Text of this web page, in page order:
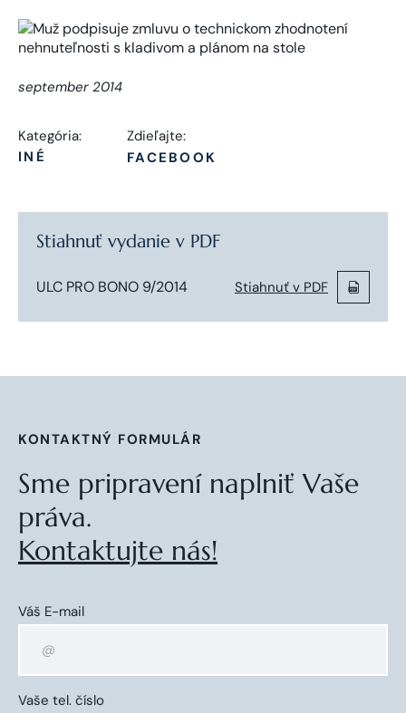
september 2014
Kategória:
INÉ
Zdieľajte:
FACEBOOK
Stiahnuť vydanie v PDF
ULC PRO BONO 9/2014 Stiahnuť v PDF
KONTAKTNÝ FORMULÁR
Sme pripravení naplniť Vaše
práva.
Kontaktujte nás!
Váš E-mail
Vaše tel. číslo